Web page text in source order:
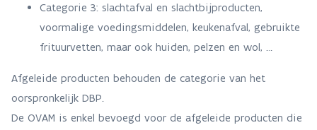
Categorie 3: slachtafval en slachtbijproducten,
voormalige voedingsmiddelen, keukenafval, gebruikte
frituurvetten, maar ook huiden, pelzen en wol, …
Afgeleide producten behouden de categorie van het
oorspronkelijk DBP.
De OVAM is enkel bevoegd voor de afgeleide producten die